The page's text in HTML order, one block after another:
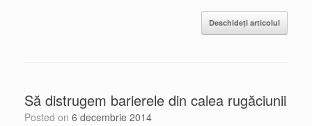
Deschideți articolul
Să distrugem barierele din calea rugăciunii
Posted on 6 decembrie 2014